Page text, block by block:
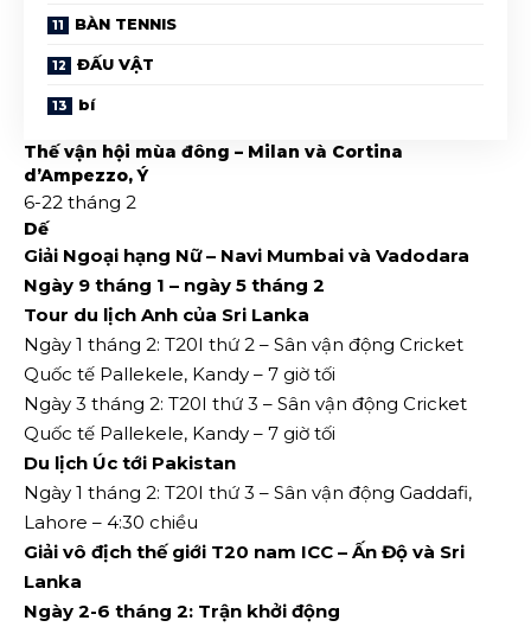
BÀN TENNIS
ĐẤU VẬT
bí
Thế vận hội mùa đông – Milan và Cortina
d’Ampezzo, Ý
6-22 tháng 2
Dế
Giải Ngoại hạng Nữ – Navi Mumbai và Vadodara
Ngày 9 tháng 1 – ngày 5 tháng 2
Tour du lịch Anh của Sri Lanka
Ngày 1 tháng 2: T20I thứ 2 – Sân vận động Cricket
Quốc tế Pallekele, Kandy – 7 giờ tối
Ngày 3 tháng 2: T20I thứ 3 – Sân vận động Cricket
Quốc tế Pallekele, Kandy – 7 giờ tối
Du lịch Úc tới Pakistan
Ngày 1 tháng 2: T20I thứ 3 – Sân vận động Gaddafi,
Lahore – 4:30 chiều
Giải vô địch thế giới T20 nam ICC – Ấn Độ và Sri
Lanka
Ngày 2-6 tháng 2: Trận khởi động